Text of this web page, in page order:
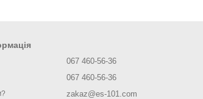
067 460-56-36
067 460-56-36
zakaz@es-101.com